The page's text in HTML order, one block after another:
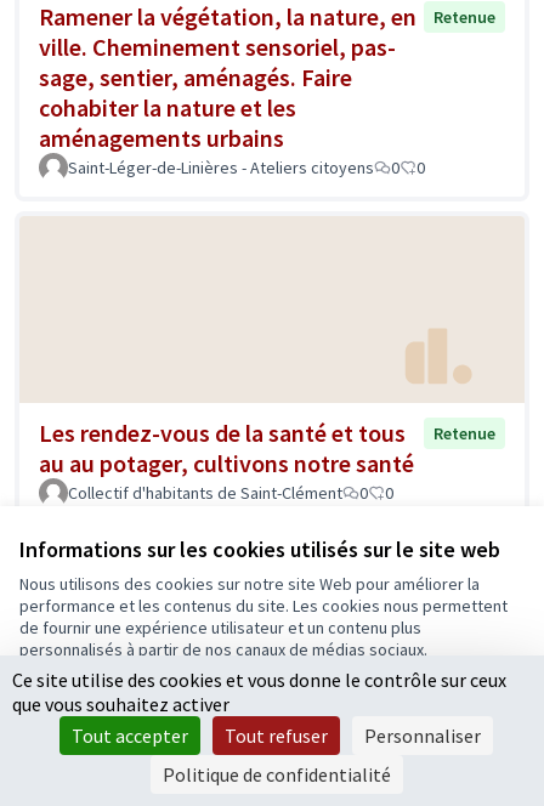
Informations sur les cookies utilisés sur le site web
Nous utilisons des cookies sur notre site Web pour améliorer la
performance et les contenus du site. Les cookies nous permettent
de fournir une expérience utilisateur et un contenu plus
personnalisés à partir de nos canaux de médias sociaux.
Tout accepter
Accepter seulement les cookies essentiels
Paramètres
Ramener la végétation, la nature, en
ville. Cheminement sensoriel, pas-
sage, sentier, aménagés. Faire
cohabiter la nature et les
aménagements urbains
Retenue
Saint-Léger-de-Linières - Ateliers citoyens 0 0
Les rendez-vous de la santé et tous
au au potager, cultivons notre santé
Retenue
Collectif d'habitants de Saint-Clément 0 0
Valoriser et développer les modes de
déplacements alternatifs à la voiture
Ce site utilise des cookies et vous donne le contrôle sur ceux
que vous souhaitez activer
Tout accepter
Tout refuser
Personnaliser
Politique de confidentialité